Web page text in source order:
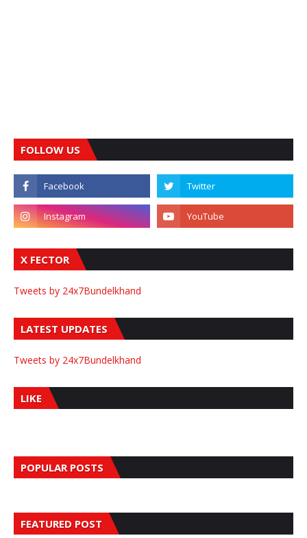
FOLLOW US
X FECTOR
Tweets by 24x7Bundelkhand
LATEST UPDATES
Tweets by 24x7Bundelkhand
LIKE
POPULAR POSTS
FEATURED POST